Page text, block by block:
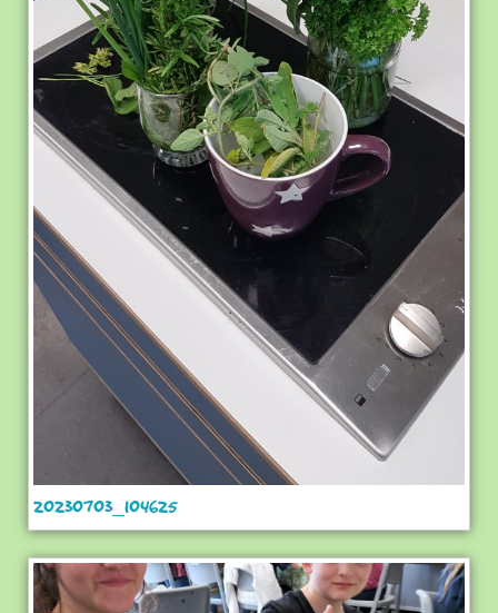
20230703_104625